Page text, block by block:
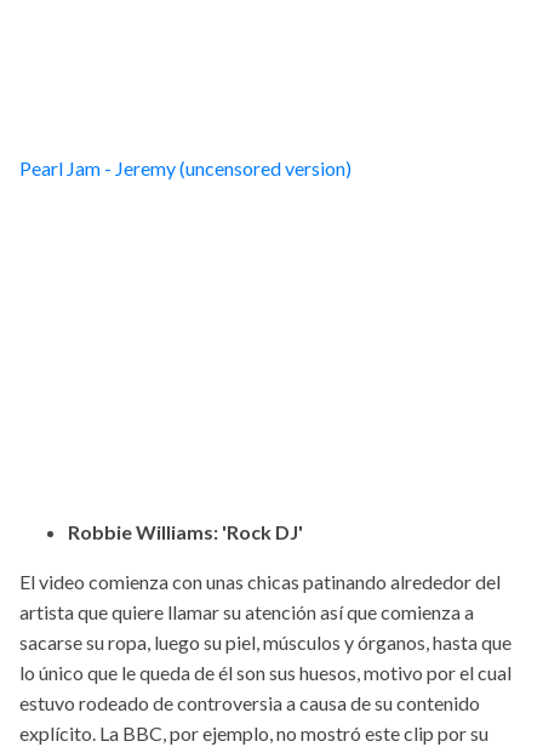
Pearl Jam - Jeremy (uncensored version)
Robbie Williams: 'Rock DJ'
El video comienza con unas chicas patinando alrededor del
artista que quiere llamar su atención así que comienza a
sacarse su ropa, luego su piel, músculos y órganos, hasta que
lo único que le queda de él son sus huesos, motivo por el cual
estuvo rodeado de controversia a causa de su contenido
explícito. La BBC, por ejemplo, no mostró este clip por su